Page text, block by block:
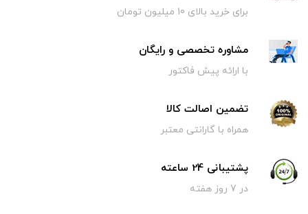
برای خرید بالای 10 میلیون تومان
مشاوره تخصصی و رایگان
با ارائه پیش فاکتور
تضمین اصالت کالا
همراه با گارانتی معتبر
پشتیبانی 24 ساعته
در 7 روز هفته